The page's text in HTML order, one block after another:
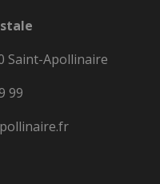
Saint-Apollinaire
99